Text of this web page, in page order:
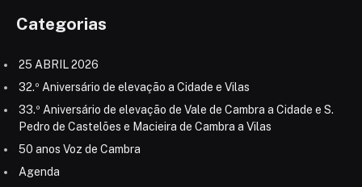
Categorias
25 ABRIL 2026
32.º Aniversário de elevação a Cidade e Vilas
33.º Aniversário de elevação de Vale de Cambra a Cidade e S.
Pedro de Castelões e Macieira de Cambra a Vilas
50 anos Voz de Cambra
Agenda